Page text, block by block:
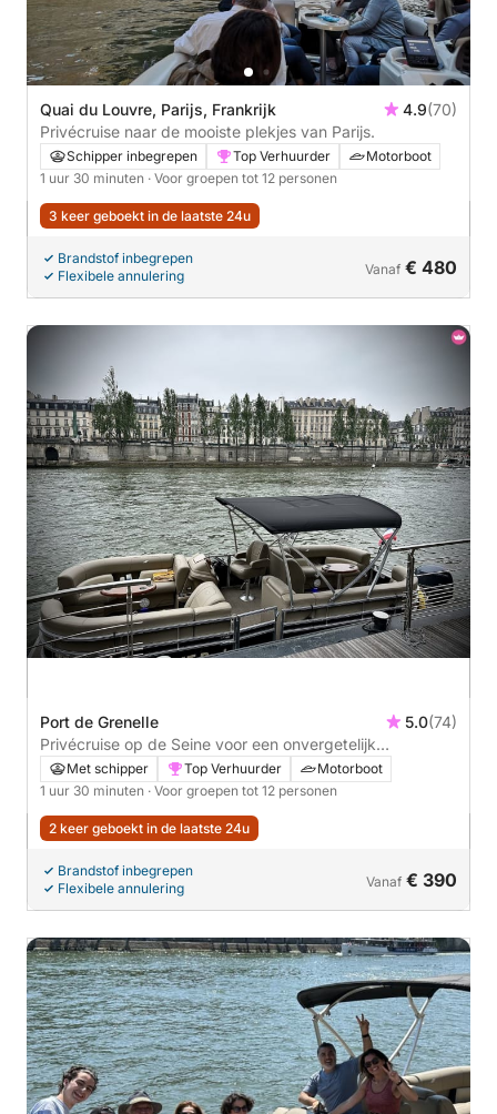
Quai du Louvre, Parijs, Frankrijk 4.9(70)
Privécruise naar de mooiste plekjes van Parijs.
Schipper inbegrepen Top Verhuurder
Motorboot
1 uur 30 minuten · Voor groepen tot 12 personen
3 keer geboekt in de laatste 24u
Brandstof inbegrepen
Flexibele annulering
Vanaf € 480
Port de Grenelle 5.0(74)
Privécruise op de Seine voor een onvergetelijk
vrijgezellenfeest! - 1u30
Met schipper Top Verhuurder
Motorboot
1 uur 30 minuten · Voor groepen tot 12 personen
2 keer geboekt in de laatste 24u
Brandstof inbegrepen
Flexibele annulering
Vanaf € 390